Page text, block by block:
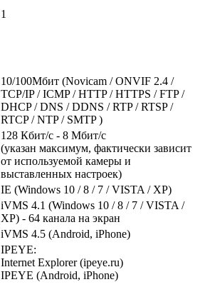
1
10/100Мбит (Novicam / ONVIF 2.4 /
TCP/IP / ICMP / HTTP / HTTPS / FTP /
DHCP / DNS / DDNS / RTP / RTSP /
RTCP / NTP / SMTP )
128 Кбит/с - 8 Мбит/с
(указан максимум, фактически зависит
от используемой камеры и
выставленных настроек)
IE (Windows 10 / 8 / 7 / VISTA / XP)
iVMS 4.1 (Windows 10 / 8 / 7 / VISTA /
XP) - 64 канала на экран
iVMS 4.5 (Android, iPhone)
IPEYE:
Internet Explorer (ipeye.ru)
IPEYE (Android, iPhone)